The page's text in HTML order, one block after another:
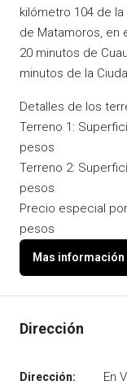
kilómetro 104 de
de Matamoros, en
20 minutos de
minutos de la
Detalles de los
Terreno 1:
pesos
Terreno 2:
pesos
Precio especial
pesos
En